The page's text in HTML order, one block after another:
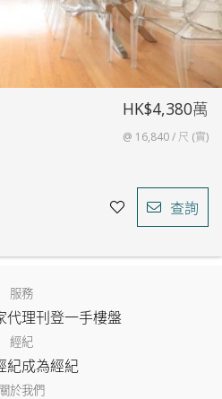
HK$4,380萬
@ 16,840 / 尺 (實)
查詢
服務
代理刊登一手樓盤
經紀
紀成為經紀
關於我們